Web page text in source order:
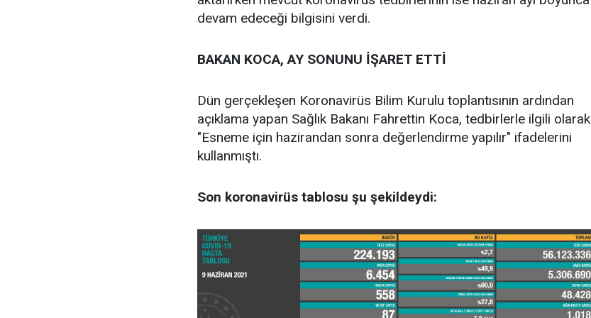
devam edeceği bilgisini verdi.
BAKAN KOCA, AY SONUNU İŞARET ETTİ
Dün gerçekleşen Koronavirüs Bilim Kurulu toplantısının ardından
açıklama yapan Sağlık Bakanı Fahrettin Koca, tedbirlerle ilgili olarak
"Esneme için hazirandan sonra değerlendirme yapılır" ifadelerini
kullanmıştı.
Son koronavirüs tablosu şu şekildeydi: